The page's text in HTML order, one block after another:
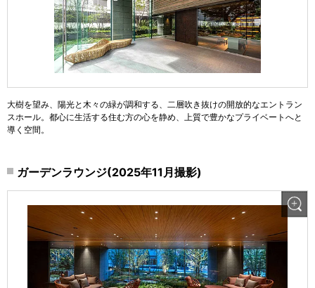
大樹を望み、陽光と木々の緑が調和する、二層吹き抜けの開放的なエントラン
スホール。都心に生活する住む方の心を静め、上質で豊かなプライベートへと
導く空間。
ガーデンラウンジ(2025年11月撮影)